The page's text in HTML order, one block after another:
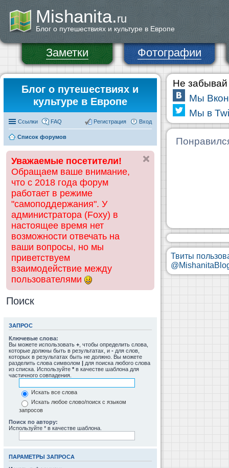
Mishanita.ru
Блог о путешествиях и культуре в Европе
Заметки Фотографии
Блог о путешествиях и
культуре в Европе
Ссылки FAQ Вход
Регистрация
Список форумов
Уважаемые посетители!
Обращаем ваше внимание,
что с 2018 года форум
работает в режиме
"самоподдержания". У
администратора (Foxy) в
настоящее время нет
возможности отвечать на
ваши вопросы, но мы
приветствуем
взаимодействие между
пользователями
Поиск
ЗАПРОС
Ключевые слова:
Вы можете использовать + , чтобы определить слова,
которые должны быть в результатах, и - для слов,
которых в результатах быть не должно. Вы можете
разделить слова символом | для поиска любого слова
из списка. Используйте * в качестве шаблона для
частичного совпадения.
Искать все слова
Искать любое слово/поиск с языком
запросов
Поиск по автору:
Используйте * в качестве шаблона.
ПАРАМЕТРЫ ЗАПРОСА
Не забывай
Мы
Мы в
Твиты